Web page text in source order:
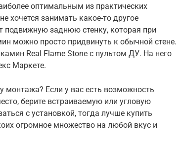
оптимальным из практических
хочется занимать какое-то другое
подвижную заднюю стенку, которая при
можно просто придвинуть к обычной стене.
Real Flame Stone с пультом ДУ. На него
Маркете.
Если у вас есть возможность
берите встраиваемую или угловую
с установкой, тогда лучше купить
огромное множество на любой вкус и